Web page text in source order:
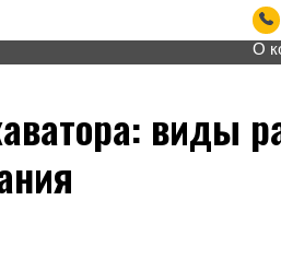
+7 905
О компании
виды